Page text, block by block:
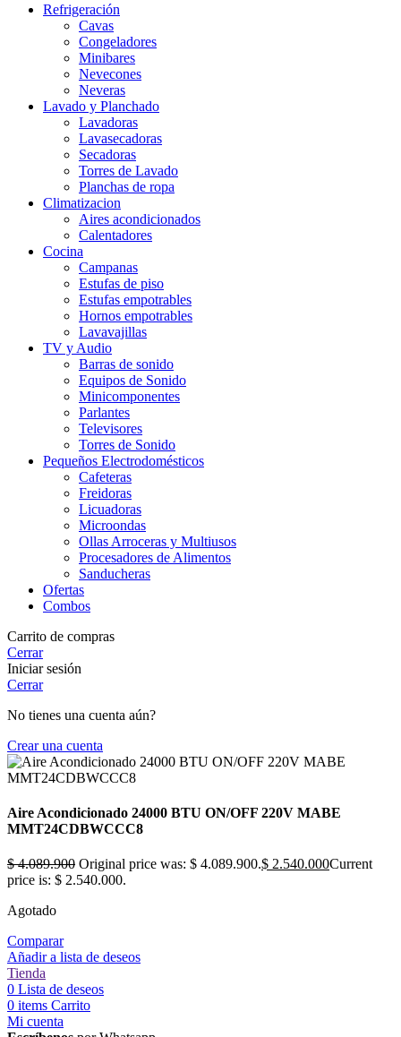
Refrigeración
Cavas
Congeladores
Minibares
Nevecones
Neveras
Lavado y Planchado
Lavadoras
Lavasecadoras
Secadoras
Torres de Lavado
Planchas de ropa
Climatizacion
Aires acondicionados
Calentadores
Cocina
Campanas
Estufas de piso
Estufas empotrables
Hornos empotrables
Lavavajillas
TV y Audio
Barras de sonido
Equipos de Sonido
Minicomponentes
Parlantes
Televisores
Torres de Sonido
Pequeños Electrodomésticos
Cafeteras
Freidoras
Licuadoras
Microondas
Ollas Arroceras y Multiusos
Procesadores de Alimentos
Sanducheras
Ofertas
Combos
Carrito de compras
Cerrar
Iniciar sesión
Cerrar
No tienes una cuenta aún?
Crear una cuenta
Aire Acondicionado 24000 BTU ON/OFF 220V MABE
MMT24CDBWCCC8
$4.089.900 Original price was: $ 4.089.900.$ 2.540.000Current
price is: $ 2.540.000.
Agotado
Comparar
Añadir a lista de deseos
Tienda
0 Lista de deseos
0 items Carrito
Mi cuenta